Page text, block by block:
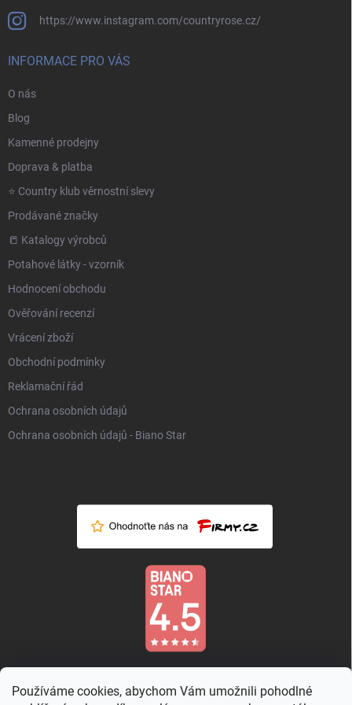
Používáme cookies, abychom Vám umožnili pohodlné
https://www.instagram.com/countryrose.cz/
INFORMACE PRO VÁS
O nás
Blog
Kamenné prodejny
Doprava & platba
⭐️ Country klub věrnostní slevy
Prodávané značky
📒 Katalogy výrobců
Potahové látky - vzorník
Hodnocení obchodu
Ověřování recenzí
Vrácení zboží
Obchodní podmínky
Reklamační řád
Ochrana osobních údajů
Ochrana osobních údajů - Biano Star